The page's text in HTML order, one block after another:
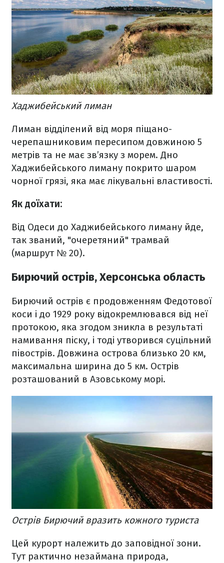
Хаджибейський лиман
Лиман відділений від моря піщано-
черепашниковим пересипом довжиною 5
метрів та не має зв’язку з морем. Дно
Хаджибейського лиману покрито шаром
чорної грязі, яка має лікувальні властивості.
Як доїхати:
Від Одеси до Хаджибейського лиману йде,
так званий, "очеретяний" трамвай
(маршрут № 20).
Бирючий острів, Херсонська область
Бирючий острів є продовженням Федотової
коси і до 1929 року відокремлювався від неї
протокою, яка згодом зникла в результаті
намивання піску, і тоді утворився суцільний
півострів. Довжина острова близько 20 км,
максимальна ширина до 5 км. Острів
розташований в Азовському морі.
Острів Бирючий вразить кожного туриста
Цей курорт належить до заповідної зони.
Тут рактично незаймана природа,